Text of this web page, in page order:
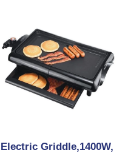
Electric Griddle,1400W,